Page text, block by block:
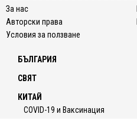
За нас
Авторски права
Условия за ползване
БЪЛГАРИЯ
СВЯТ
КИТАЙ
COVID-19 и Ваксинация